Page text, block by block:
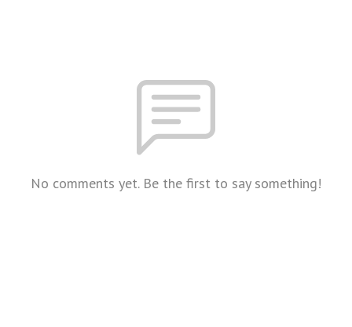
No comments yet. Be the first to say something!